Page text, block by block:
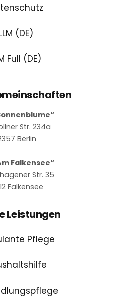
LLM (DE)
Full (DE)
Str. 234a
Berlin
Falkensee“
Str. 35
Falkensee
Leistungen
Pflege